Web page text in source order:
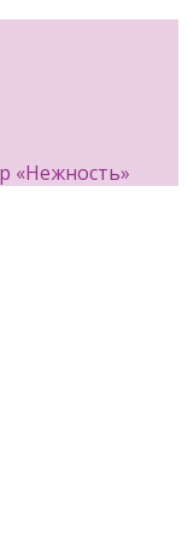
«Нежность»